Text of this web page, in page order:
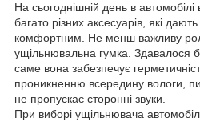
На сьогоднішній день в автомобілі
багато різних аксесуарів, які
комфортним. Не менш важливу
ущільнювальна гумка. Здавалося
саме вона забезпечує
проникненню всередину вологи,
не пропускає сторонні звуки.
При виборі ущільнювача